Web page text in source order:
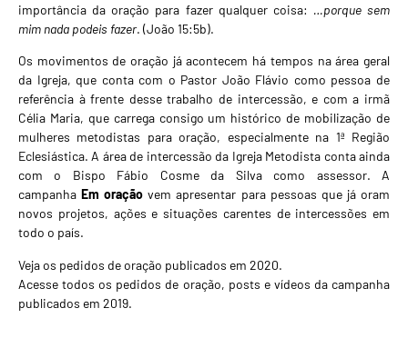
importância da oração para fazer qualquer coisa: …porque sem
mim nada podeis fazer. (João 15:5b).
Os movimentos de oração já acontecem há tempos na área geral
da Igreja, que conta com o Pastor João Flávio como pessoa de
referência à frente desse trabalho de intercessão, e com a irmã
Célia Maria, que carrega consigo um histórico de mobilização de
mulheres metodistas para oração, especialmente na 1ª Região
Eclesiástica. A área de intercessão da Igreja Metodista conta ainda
com o Bispo Fábio Cosme da Silva como assessor. A
campanhaEm oração vem apresentar para pessoas que já oram
novos projetos, ações e situações carentes de intercessões em
todo o país.
Veja os pedidos de oração publicados em 2020.
Acesse todos os pedidos de oração, posts e vídeos da campanha
publicados em 2019.